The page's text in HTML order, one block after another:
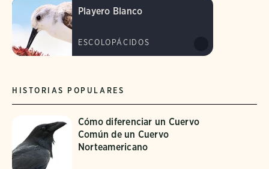
HISTORIAS POPULARES
Cómo diferenciar un Cuervo
Común de un Cuervo
Norteamericano
Playero Blanco
ESCOLOPÁCIDOS